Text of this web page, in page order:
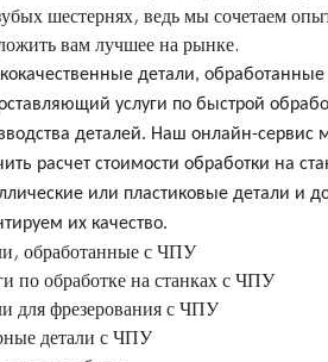
шестернях, ведь мы сочетаем
вам лучшее на рынке.
детали,
услуги по быстрой
деталей. Наш онлайн-сервис
расчет стоимости обработки на
или пластиковые детали и
их качество.
обработанные с ЧПУ
по обработке на станках с ЧПУ
для фрезерования с ЧПУ
детали с ЧПУ